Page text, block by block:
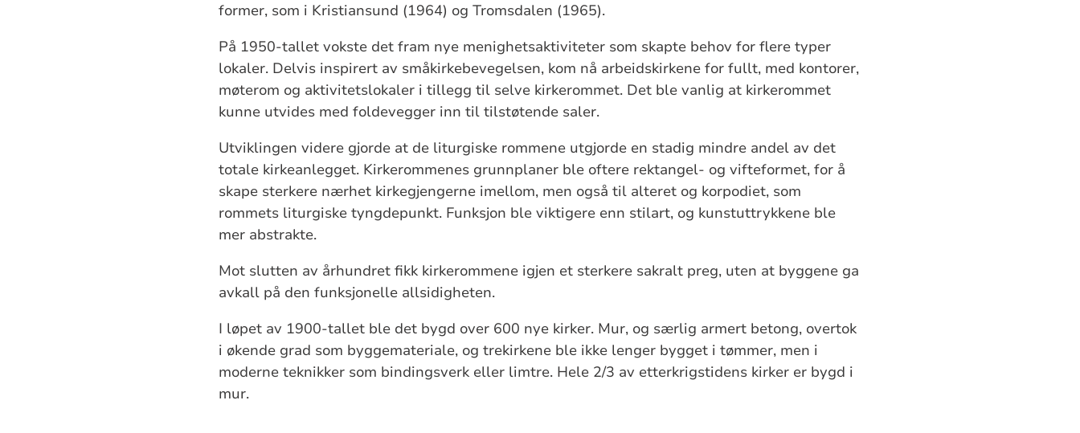
former, som i Kristiansund (1964) og Tromsdalen (1965).
På 1950-tallet vokste det fram nye menighetsaktiviteter som skapte behov for flere typer
lokaler. Delvis inspirert av småkirkebevegelsen, kom nå arbeidskirkene for fullt, med kontorer,
møterom og aktivitetslokaler i tillegg til selve kirkerommet. Det ble vanlig at kirkerommet
kunne utvides med foldevegger inn til tilstøtende saler.
Utviklingen videre gjorde at de liturgiske rommene utgjorde en stadig mindre andel av det
totale kirkeanlegget. Kirkerommenes grunnplaner ble oftere rektangel- og vifteformet, for å
skape sterkere nærhet kirkegjengerne imellom, men også til alteret og korpodiet, som
rommets liturgiske tyngdepunkt. Funksjon ble viktigere enn stilart, og kunstuttrykkene ble
mer abstrakte.
Mot slutten av århundret fikk kirkerommene igjen et sterkere sakralt preg, uten at byggene ga
avkall på den funksjonelle allsidigheten.
I løpet av 1900-tallet ble det bygd over 600 nye kirker. Mur, og særlig armert betong, overtok
i økende grad som byggemateriale, og trekirkene ble ikke lenger bygget i tømmer, men i
moderne teknikker som bindingsverk eller limtre. Hele 2/3 av etterkrigstidens kirker er bygd i
mur.